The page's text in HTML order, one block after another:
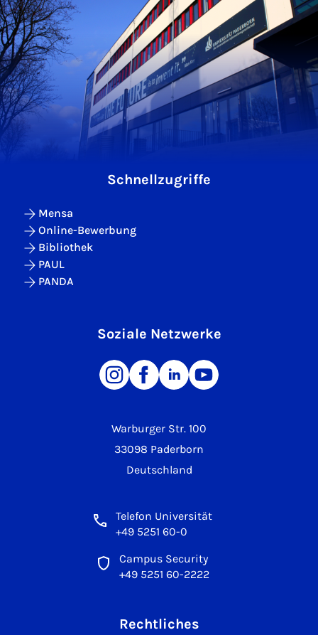
Warburger Str. 100
33098 Paderborn
Deutschland
Telefon Universität
+49 5251 60-0
Campus Security
+49 5251 60-2222
Schnellzugriffe
Mensa
Online-Bewerbung
Bibliothek
PAUL
PANDA
Soziale Netzwerke
Rechtliches